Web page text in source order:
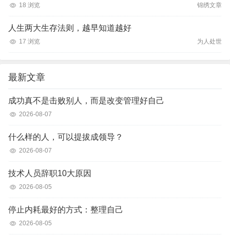
18 浏览 锦绣文章
人生两大生存法则，越早知道越好
17 浏览 为人处世
最新文章
成功真不是击败别人，而是改变管理好自己
2026-08-07
什么样的人，可以提拔成领导？
2026-08-07
技术人员辞职10大原因
2026-08-05
停止内耗最好的方式：整理自己
2026-08-05